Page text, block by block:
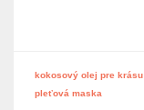
kokosový olej pre krásu
pleťová maska